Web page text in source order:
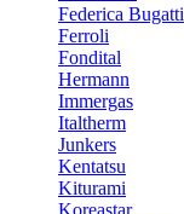
Federica Bugatti
Ferroli
Fondital
Hermann
Immergas
Italtherm
Junkers
Kentatsu
Kiturami
Koreastar